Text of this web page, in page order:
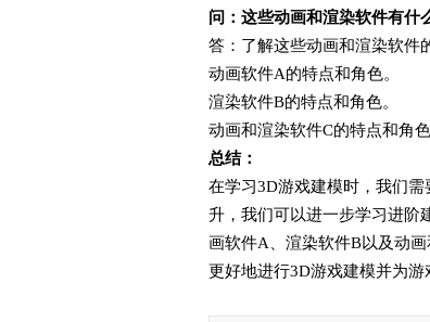
问：这些动画和渲染软件有什
答：了解这些动画和渲染软件
动画软件A的特点和角色。
渲染软件B的特点和角色。
动画和渲染软件C的特点和角色
总结：
在学习3D游戏建模时，我们
升，我们可以进一步学习进阶
画软件A、渲染软件B以及动
更好地进行3D游戏建模并为游